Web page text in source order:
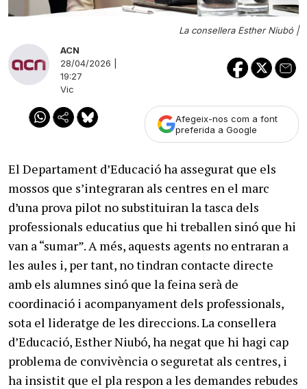
La consellera Esther Niubó |
ACN
28/04/2026 |
19:27
Vic
Afegeix-nos com a font
preferida a Google
El Departament d’Educació ha assegurat que els
mossos que s’integraran als centres en el marc
d’una prova pilot no substituiran la tasca dels
professionals educatius que hi treballen sinó que hi
van a “sumar”. A més, aquests agents no entraran a
les aules i, per tant, no tindran contacte directe
amb els alumnes sinó que la feina serà de
coordinació i acompanyament dels professionals,
sota el lideratge de les direccions. La consellera
d’Educació, Esther Niubó, ha negat que hi hagi cap
problema de convivència o seguretat als centres, i
ha insistit que el pla respon a les demandes rebudes